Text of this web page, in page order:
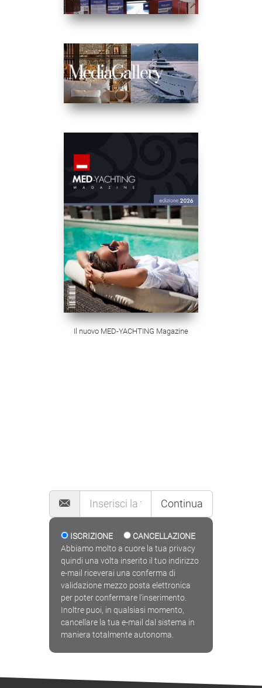
Il nuovo MED-YACHTING Magazine
Continua
ISCRIZIONE
CANCELLAZIONE
Abbiamo molto a cuore la tua privacy
quindi una volta inserito il tuo indirizzo
e-mail riceverai una conferma di
validazione mezzo posta elettronica
per poter confermare l'inserimento.
Inoltre puoi, in qualsiasi momento,
cancellare la tua e-mail dal sistema in
maniera totalmente autonoma.